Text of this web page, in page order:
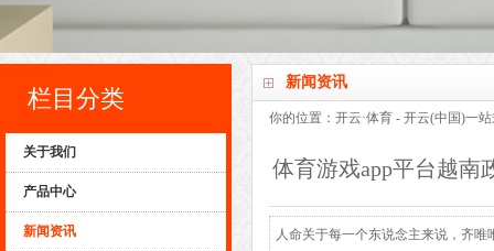
新闻资讯
你的位置： 开云·体育 - 开云(中国)一
体育游戏app平台越南
人命关于每一个东说念主来说，齐
栏目分类
关于我们
产品中心
新闻资讯